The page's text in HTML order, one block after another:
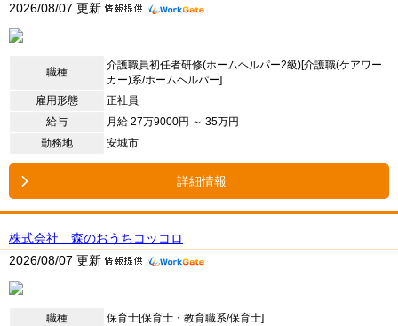
2026/08/07 更新
職種
介護職員初任者研修(ホームヘルパー2級)[介護職(ケアワー
カー)系/ホームヘルパー]
雇用形態
正社員
給与
月給 27万9000円 ～ 35万円
勤務地
安城市
詳細情報
株式会社 森のおうちコッコロ
2026/08/07 更新
職種
保育士[保育士・教育職系/保育士]